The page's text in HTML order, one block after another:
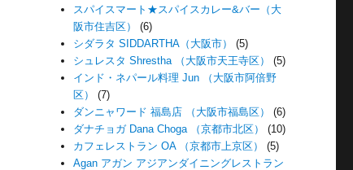
スパイスマート★スパイスカレー&バー（大
阪市住吉区）
(6)
シダラタ SIDDARTHA（大阪市）
(5)
シュレスタ Shrestha （大阪市天王寺区）
(5)
インド・ネパール料理 Jun （大阪市阿倍野
区）
(7)
ダンニャワード 福島店 （大阪市福島区）
(6)
ダナチョガ Dana Choga （京都市北区）
(10)
カフェレストラン OA （京都市上京区）
(5)
Agan アガン アジアンダイニングレストラン